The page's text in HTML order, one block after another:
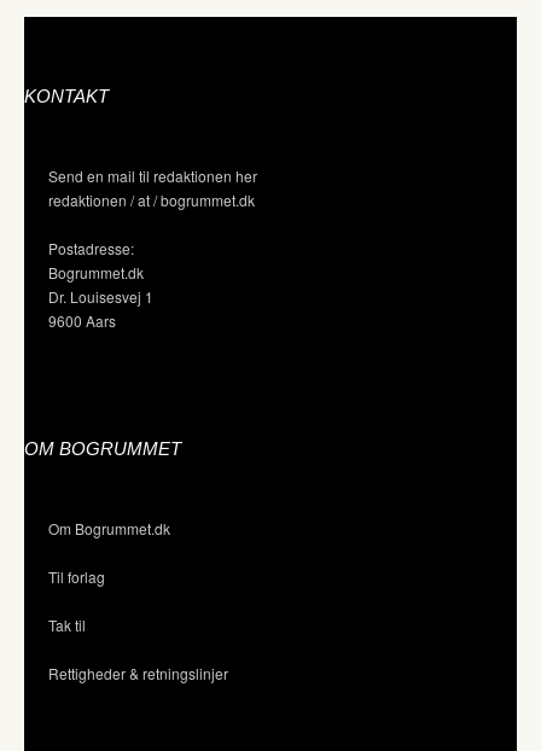
KONTAKT
Send en mail til redaktionen her
redaktionen / at / bogrummet.dk
Postadresse:
Bogrummet.dk
Dr. Louisesvej 1
9600 Aars
OM BOGRUMMET
Om Bogrummet.dk
Til forlag
Tak til
Rettigheder & retningslinjer